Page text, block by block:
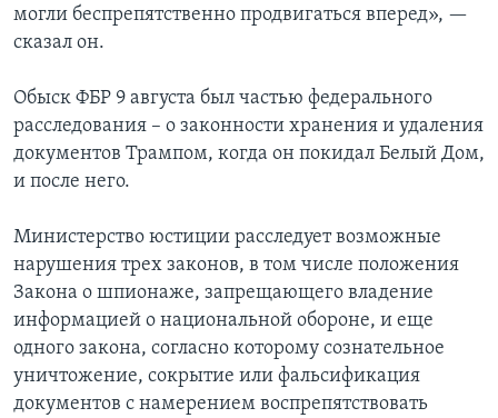
могли беспрепятственно продвигаться вперед», —
сказал он.
Обыск ФБР 9 августа был частью федерального
расследования – о законности хранения и удаления
документов Трампом, когда он покидал Белый Дом,
и после него.
Министерство юстиции расследует возможные
нарушения трех законов, в том числе положения
Закона о шпионаже, запрещающего владение
информацией о национальной обороне, и еще
одного закона, согласно которому сознательное
уничтожение, сокрытие или фальсификация
документов с намерением воспрепятствовать